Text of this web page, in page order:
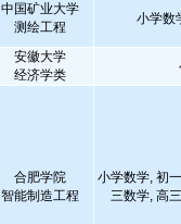
中国矿业大学
测绘工程
小学数
安徽大学
经济学类
合肥学院
智能制造工程
小学数学, 初
三数学, 高